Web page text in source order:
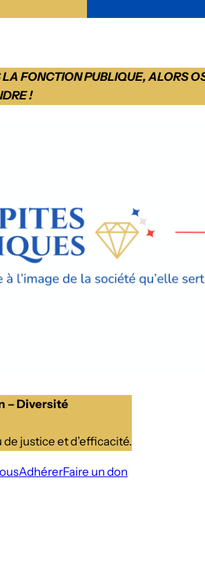
FONCTION PUBLIQUE, ALORS
!
– Diversité
justice et d’efficacité.
AdhérerFaire un don